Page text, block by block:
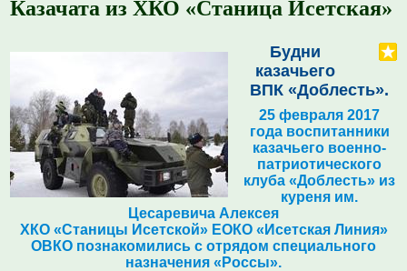
Казачата из ХКО «Станица Исетская»
Будни
казачьего
ВПК «Доблесть».
25 февраля 2017
года воспитанники
казачьего военно-
патриотического
клуба «Доблесть» из
куреня им.
Цесаревича Алексея
ХКО «Станицы Исетской» ЕОКО «Исетская Линия»
ОВКО познакомились с отрядом специального
назначения «Россы».